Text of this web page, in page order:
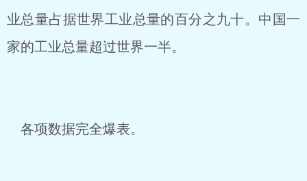
业总量占据世界工业总量的百分之九十。中国一
家的工业总量超过世界一半。
各项数据完全爆表。